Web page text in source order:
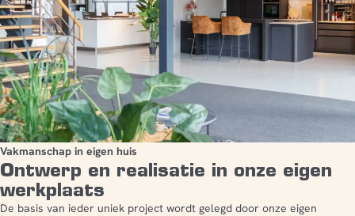
Vakmanschap in eigen huis
Ontwerp en realisatie in onze eigen
werkplaats
De basis van ieder uniek project wordt gelegd door onze eigen